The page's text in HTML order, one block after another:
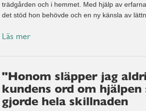
trädgården och i hemmet. Med hjälp av
det stöd hon behövde och en ny känsla av
Läs mer
"Honom släpper jag
kundens ord om hjälpen
gjorde hela skillnaden